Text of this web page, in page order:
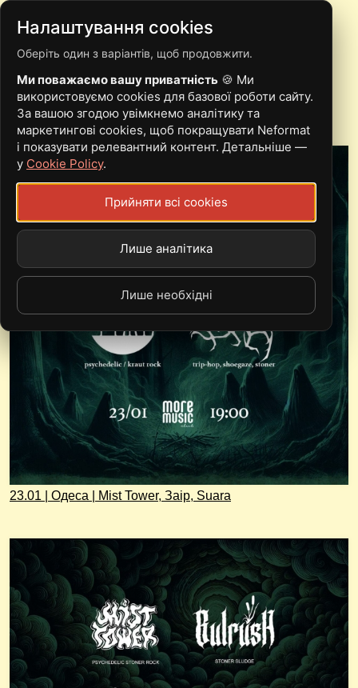
ЗАІР
23.01 | Одеса | Mist Tower, Заір, Suara
Налаштування cookies
Оберіть один з варіантів, щоб продовжити.
Ми поважаємо вашу приватність 🍪 Ми
використовуємо cookies для базової роботи сайту.
За вашою згодою увімкнемо аналітику та
маркетингові cookies, щоб покращувати Neformat
і показувати релевантний контент. Детальніше —
у Cookie Policy.
Прийняти всі cookies
Лише аналітика
Лише необхідні